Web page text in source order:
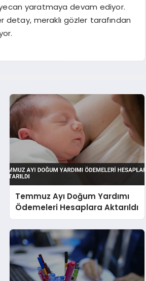
yaratmaya devam ediyor.
detay, meraklı gözler tarafından
Temmuz Ayı Doğum Yardımı
Ödemeleri Hesaplara Aktarıldı